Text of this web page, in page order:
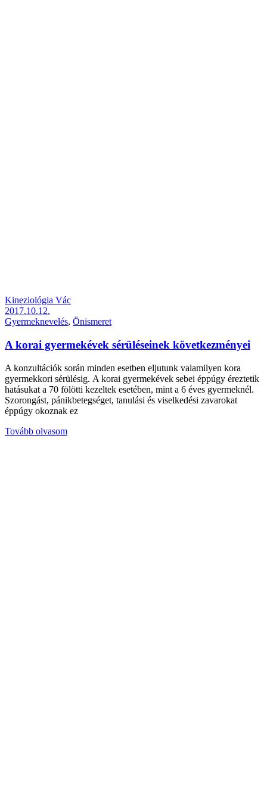
Kineziológia Vác
2017.10.12.
Gyermeknevelés, Önismeret
A korai gyermekévek sérüléseinek következményei
A konzultációk során minden esetben eljutunk valamilyen kora
gyermekkori sérülésig. A korai gyermekévek sebei éppúgy éreztetik
hatásukat a 70 fölötti kezeltek esetében, mint a 6 éves gyermeknél.
Szorongást, pánikbetegséget, tanulási és viselkedési zavarokat
éppúgy okoznak ez
Tovább olvasom